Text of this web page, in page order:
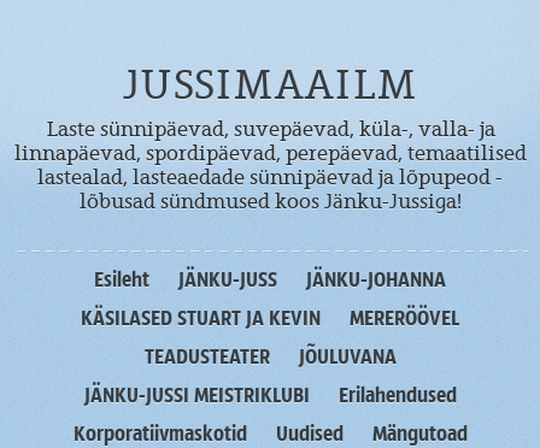
JUSSIMAAILM
Laste sünnipäevad, suvepäevad, küla-, valla- ja
linnapäevad, spordipäevad, perepäevad, temaatilised
lastealad, lasteaedade sünnipäevad ja lõpupeod -
lõbusad sündmused koos Jänku-Jussiga!
Esileht JÄNKU-JUSS
JÄNKU-JOHANNA
KÄSILASED STUART JA KEVIN
MERERÖÖVEL
TEADUSTEATER
JÕULUVANA
JÄNKU-JUSSI MEISTRIKLUBI
Erilahendused
Korporatiivmaskotid
Uudised
Mängutoad